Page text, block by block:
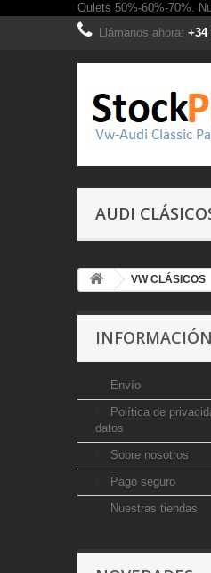
Oulets 50%-60%-70%.
Llámanos ahora: +34
AUDI
VW CLÁSICOS
INFORMACIÓN
Envío
Política de
datos
Sobre nosotros
Pago seguro
Nuestras tiendas